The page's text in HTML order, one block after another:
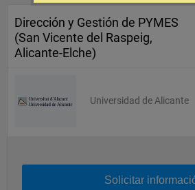
Dirección y Gestión de PYMES
(San Vicente del Raspeig,
Alicante-Elche)
Universidad de Alicante
Solicitar